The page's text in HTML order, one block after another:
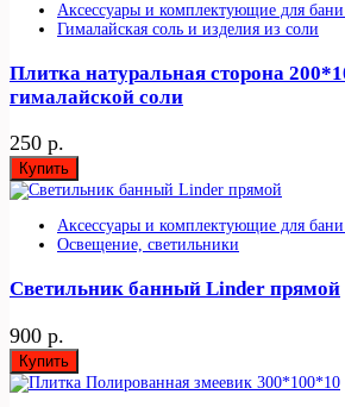
Аксессуары и комплектующие для
Гималайская соль и изделия из соли
Плитка натуральная сторона
гималайской соли
250 р.
Купить
Аксессуары и комплектующие для
Освещение, светильники
Светильник банный Linder прямой
900 р.
Купить